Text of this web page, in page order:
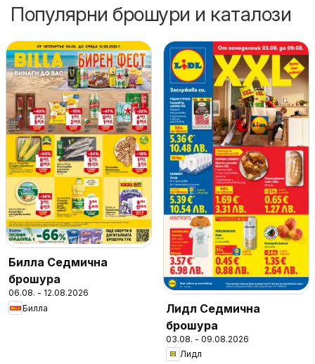
Популярни брошури и каталози
Билла Седмична
брошура
06.08. - 12.08.2026
Билла
Лидл Седмична
брошура
03.08. - 09.08.2026
Лидл